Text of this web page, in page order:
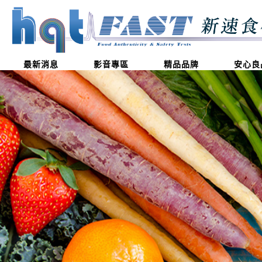
最新消息 影音專區 精品品牌 安心良